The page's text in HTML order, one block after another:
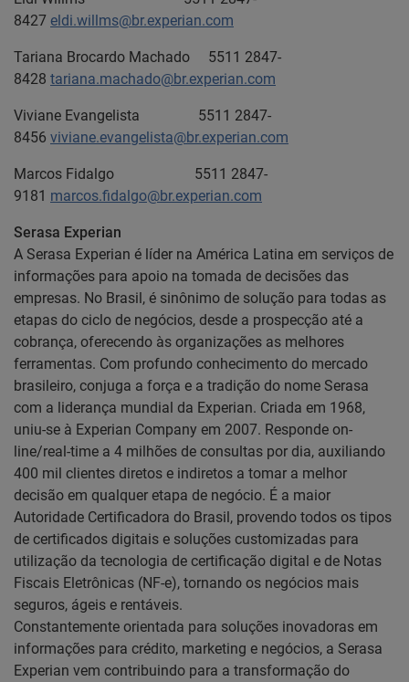
8427 eldi.willms@br.experian.com
Tariana Brocardo Machado 5511 2847-
8428 tariana.machado@br.experian.com
Viviane Evangelista 5511 2847-
8456 viviane.evangelista@br.experian.com
Marcos Fidalgo 5511 2847-
9181 marcos.fidalgo@br.experian.com
Serasa Experian
A Serasa Experian é líder na América Latina em serviços de
informações para apoio na tomada de decisões das
empresas. No Brasil, é sinônimo de solução para todas as
etapas do ciclo de negócios, desde a prospecção até a
cobrança, oferecendo às organizações as melhores
ferramentas. Com profundo conhecimento do mercado
brasileiro, conjuga a força e a tradição do nome Serasa
com a liderança mundial da Experian. Criada em 1968,
uniu-se à Experian Company em 2007. Responde on-
line/real-time a 4 milhões de consultas por dia, auxiliando
400 mil clientes diretos e indiretos a tomar a melhor
decisão em qualquer etapa de negócio. É a maior
Autoridade Certificadora do Brasil, provendo todos os tipos
de certificados digitais e soluções customizadas para
utilização da tecnologia de certificação digital e de Notas
Fiscais Eletrônicas (NF-e), tornando os negócios mais
seguros, ágeis e rentáveis.
Constantemente orientada para soluções inovadoras em
informações para crédito, marketing e negócios, a Serasa
Experian vem contribuindo para a transformação do